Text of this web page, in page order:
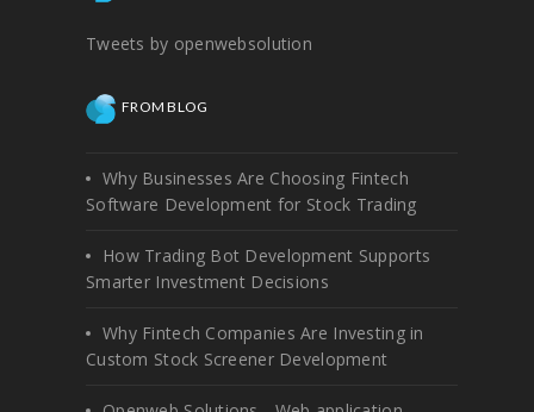
Tweets by openwebsolution
FROM BLOG
Why Businesses Are Choosing Fintech
Software Development for Stock Trading
How Trading Bot Development Supports
Smarter Investment Decisions
Why Fintech Companies Are Investing in
Custom Stock Screener Development